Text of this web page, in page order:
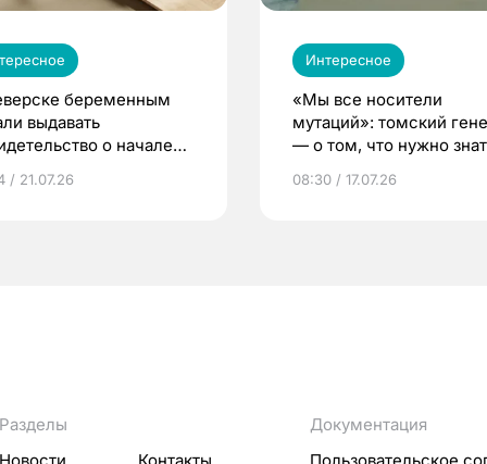
беременным
выдавать
о начале
/ 21.07.26
Интересное
«Мы все носители
мутаций»: томский
— о том, что нужно
08:30 / 17.07.26
Разделы
Документация